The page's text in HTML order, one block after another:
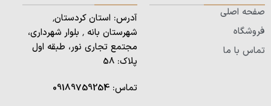
صفحه اصلی
فروشگاه
تماس با ما
آدرس: استان کردستان٬
شهرستان بانه ٬ بلوار شهرداری،
مجتمع تجاری نور، طبقه اول
پلاک: 58
تماس: 09189759254